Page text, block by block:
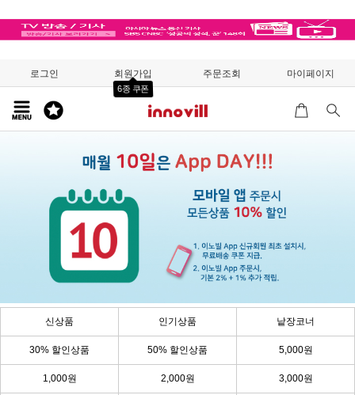
로그인 회원가입
6종 쿠폰
주문조회 마이페이지
신상품 인기상품 낱장코너
30% 할인상품 50% 할인상품 5,000원
1,000원 2,000원 3,000원